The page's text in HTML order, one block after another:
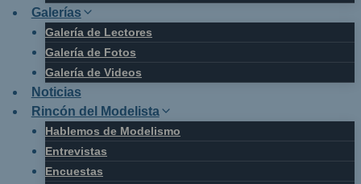
Galerías
Galería de Lectores
Galería de Fotos
Galería de Videos
Noticias
Rincón del Modelista
Hablemos de Modelismo
Entrevistas
Encuestas